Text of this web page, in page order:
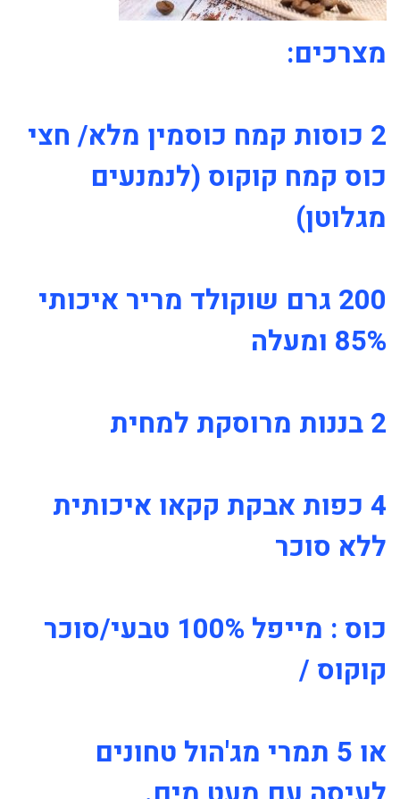
מצרכים:
2 כוסות קמח כוסמין מלא/ חצי
כוס קמח קוקוס (לנמנעים
מגלוטן)
200 גרם שוקולד מריר איכותי
85% ומעלה
2 בננות מרוסקת למחית
4 כפות אבקת קקאו איכותית
ללא סוכר
כוס : מייפל 100% טבעי/סוכר
קוקוס /
או 5 תמרי מג'הול טחונים